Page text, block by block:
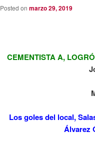
Posted on marzo 29, 2019
CEMENTISTA A,
Los goles del local,
Álvarez